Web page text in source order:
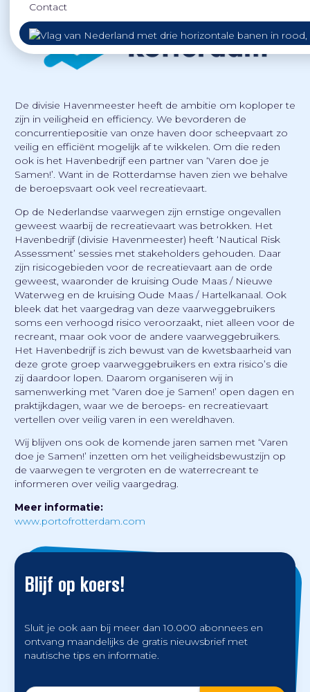
Contact
De divisie Havenmeester heeft de ambitie om koploper te
zijn in veiligheid en efficiency. We bevorderen de
concurrentiepositie van onze haven door scheepvaart zo
veilig en efficiënt mogelijk af te wikkelen. Om die reden
ook is het Havenbedrijf een partner van ‘Varen doe je
Samen!’. Want in de Rotterdamse haven zien we behalve
de beroepsvaart ook veel recreatievaart.
Op de Nederlandse vaarwegen zijn ernstige ongevallen
geweest waarbij de recreatievaart was betrokken. Het
Havenbedrijf (divisie Havenmeester) heeft ‘Nautical Risk
Assessment’ sessies met stakeholders gehouden. Daar
zijn risicogebieden voor de recreatievaart aan de orde
geweest, waaronder de kruising Oude Maas / Nieuwe
Waterweg en de kruising Oude Maas / Hartelkanaal. Ook
bleek dat het vaargedrag van deze vaarweggebruikers
soms een verhoogd risico veroorzaakt, niet alleen voor de
recreant, maar ook voor de andere vaarweggebruikers.
Het Havenbedrijf is zich bewust van de kwetsbaarheid van
deze grote groep vaarweggebruikers en extra risico’s die
zij daardoor lopen. Daarom organiseren wij in
samenwerking met ‘Varen doe je Samen!’ open dagen en
praktijkdagen, waar we de beroeps- en recreatievaart
vertellen over veilig varen in een wereldhaven.
Wij blijven ons ook de komende jaren samen met ‘Varen
doe je Samen!’ inzetten om het veiligheidsbewustzijn op
de vaarwegen te vergroten en de waterrecreant te
informeren over veilig vaargedrag.
Meer informatie:
www.portofrotterdam.com
Blijf op koers!
Sluit je ook aan bij meer dan 10.000 abonnees en
ontvang maandelijks de gratis nieuwsbrief met
nautische tips en informatie.